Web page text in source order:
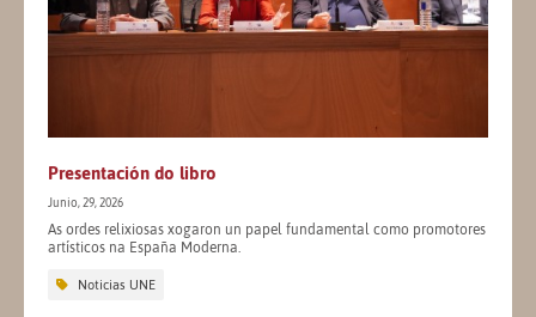
Presentación do libro
Junio, 29, 2026
As ordes relixiosas xogaron un papel fundamental como promotores
artísticos na España Moderna.
Noticias UNE